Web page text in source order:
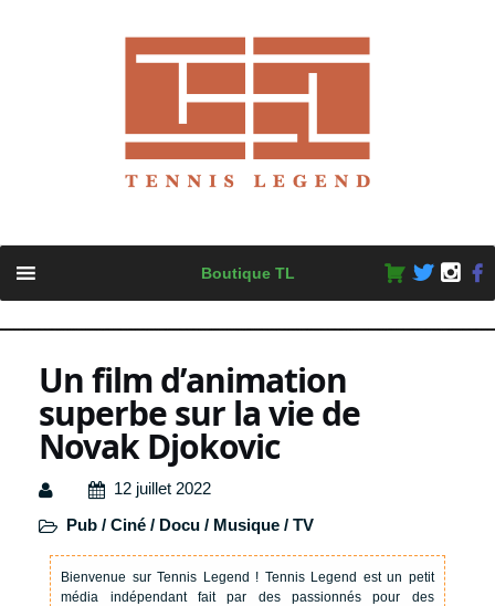
content
Boutique TL
Un film d’animation
superbe sur la vie de
Novak Djokovic
12 juillet 2022
Pub / Ciné / Docu / Musique / TV
Bienvenue sur Tennis Legend ! Tennis Legend est un petit
média indépendant fait par des passionnés pour des